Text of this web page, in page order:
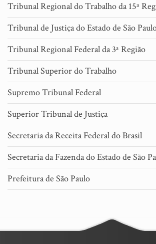
Tribunal Regional do Trabalho da 15ª
Tribunal de Justiça do Estado de São
Tribunal Regional Federal da 3ª Região
Tribunal Superior do Trabalho
Supremo Tribunal Federal
Superior Tribunal de Justiça
Secretaria da Receita Federal do Brasil
Secretaria da Fazenda do Estado de São
Prefeitura de São Paulo